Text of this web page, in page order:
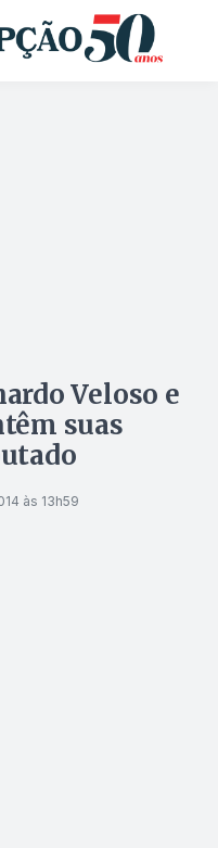
Veloso e
suas
às 13h59